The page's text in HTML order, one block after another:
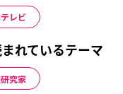
レビ
れているテーマ
究家